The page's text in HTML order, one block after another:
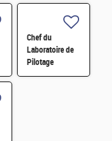
Chef du
Laboratoire de
Pilotage
Intelligent des